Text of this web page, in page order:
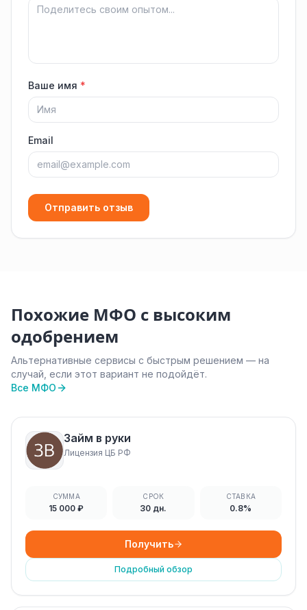
Ваше имя *
Email
Отправить отзыв
Похожие МФО с высоким
одобрением
Альтернативные сервисы с быстрым решением — на
случай, если этот вариант не подойдёт.
Все МФО
Займ в руки
Лицензия ЦБ РФ
СУММА
15 000 ₽
СРОК
30 дн.
СТАВКА
0.8%
Получить
Подробный обзор